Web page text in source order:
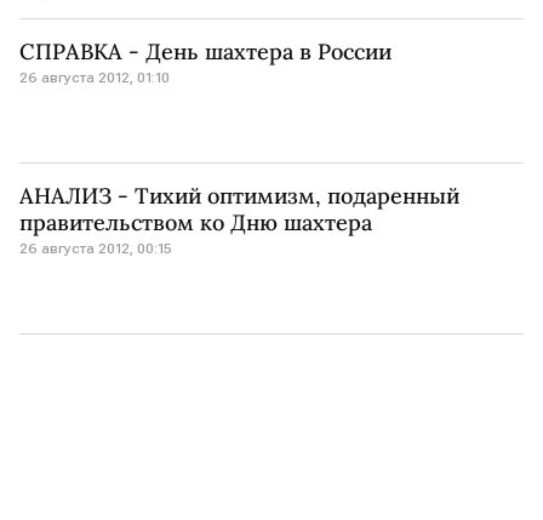
СПРАВКА - День шахтера в России
26 августа 2012, 01:10
АНАЛИЗ - Тихий оптимизм, подаренный
правительством ко Дню шахтера
26 августа 2012, 00:15